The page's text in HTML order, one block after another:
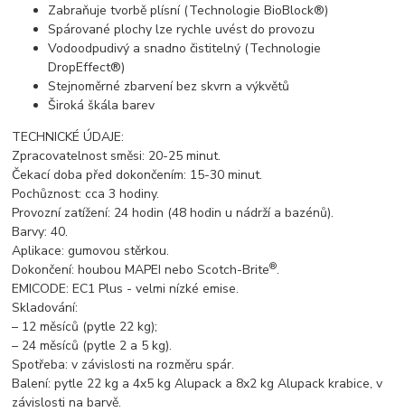
Zabraňuje tvorbě plísní (Technologie BioBlock®)
Spárované plochy lze rychle uvést do provozu
Vodoodpudivý a snadno čistitelný (Technologie
DropEffect®)
Stejnoměrné zbarvení bez skvrn a výkvětů
Široká škála barev
TECHNICKÉ ÚDAJE:
Zpracovatelnost směsi: 20-25 minut.
Čekací doba před dokončením: 15-30 minut.
Pochůznost: cca 3 hodiny.
Provozní zatížení: 24 hodin (48 hodin u nádrží a bazénů).
Barvy: 40.
Aplikace: gumovou stěrkou.
Dokončení: houbou MAPEI nebo Scotch-Brite®.
EMICODE: EC1 Plus - velmi nízké emise.
Skladování:
– 12 měsíců (pytle 22 kg);
– 24 měsíců (pytle 2 a 5 kg).
Spotřeba: v závislosti na rozměru spár.
Balení: pytle 22 kg a 4x5 kg Alupack a 8x2 kg Alupack krabice, v
závislosti na barvě.